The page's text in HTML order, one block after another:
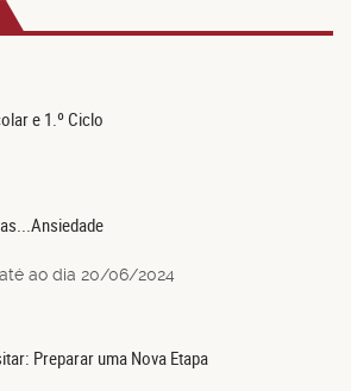
e 1.º Ciclo
ao dia 20/06/2024
Preparar uma Nova Etapa